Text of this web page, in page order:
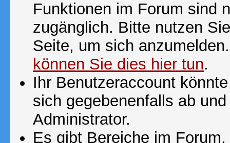
Funktionen im Forum sind
zugänglich. Bitte nutzen
Seite, um sich
können Sie dies hier tun.
Ihr Benutzeraccount
sich gegebenenfalls ab
Administrator.
Es gibt Bereiche im